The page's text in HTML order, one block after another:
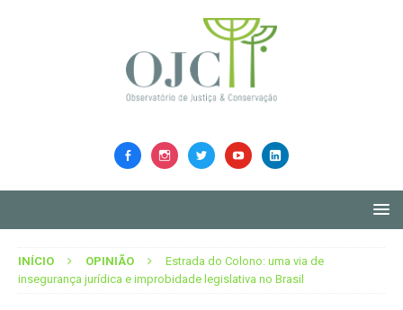
INÍCIO OPINIÃO
Estrada do Colono: uma via de
insegurança jurídica e improbidade legislativa no Brasil